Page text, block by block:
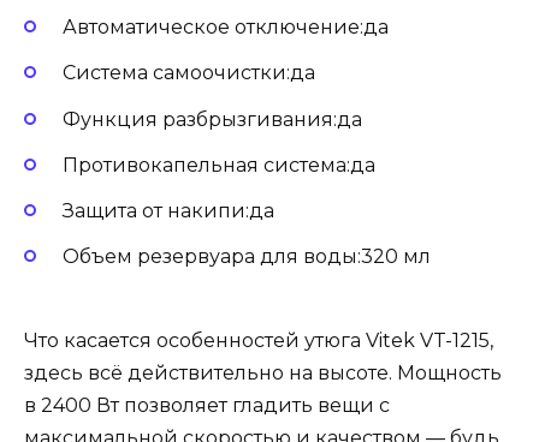
Автоматическое отключение:да
Система самоочистки:да
Функция разбрызгивания:да
Противокапельная система:да
Защита от накипи:да
Объeм резервуара для воды:320 мл
Что касается особенностей утюга Vitek VT-1215,
здесь всё действительно на высоте. Мощность
в 2400 Вт позволяет гладить вещи с